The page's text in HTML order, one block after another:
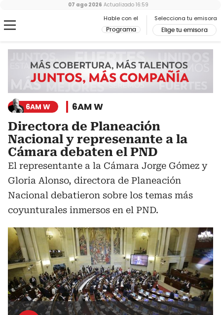
Hable con el
Programa
Selecciona tu emisora
Elige tu emisora
07 ago 2026 Actualizado 16:59
6AM W 6AM W
Directora de Planeación
Nacional y represenante a la
Cámara debaten el PND
El representante a la Cámara Jorge Gómez y
Gloria Alonso, directora de Planeación
Nacional debatieron sobre los temas más
coyunturales inmersos en el PND.